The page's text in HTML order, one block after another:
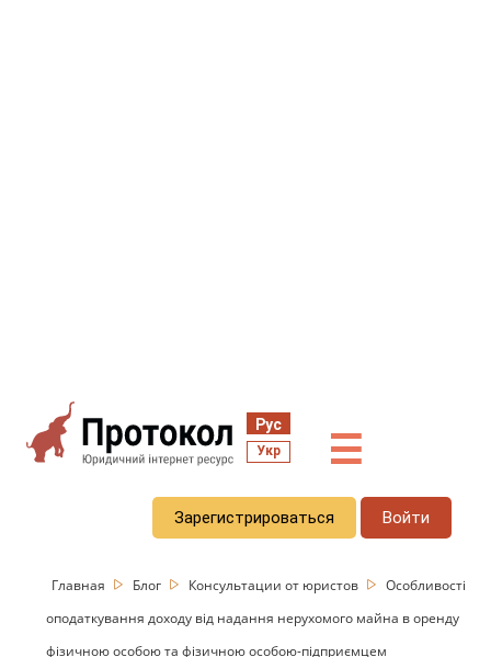
Рус
Укр ☰
Зарегистрироваться Войти
Главная Блог Консультации от юристов
Особливості
оподаткування доходу від надання нерухомого майна в оренду
фізичною особою та фізичною особою-підприємцем